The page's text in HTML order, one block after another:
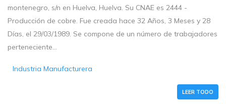
montenegro, s/n en Huelva, Huelva. Su CNAE es 2444 -
Producción de cobre. Fue creada hace 32 Años, 3 Meses y 28
Días, el 29/03/1989. Se compone de un número de trabajadores
perteneciente...
Industria Manufacturera
LEER TODO